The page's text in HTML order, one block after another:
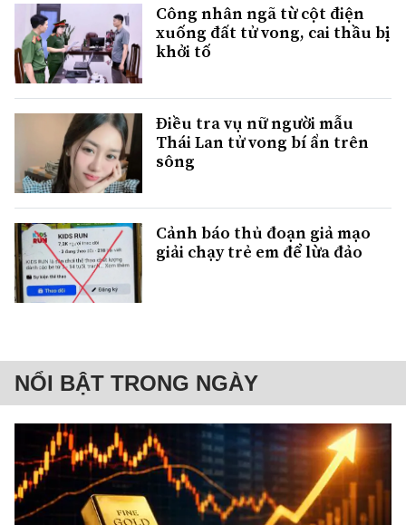
Công nhân ngã từ cột điện
xuống đất tử vong, cai thầu bị
khởi tố
Điều tra vụ nữ người mẫu
Thái Lan tử vong bí ẩn trên
sông
Cảnh báo thủ đoạn giả mạo
giải chạy trẻ em để lừa đảo
NỔI BẬT TRONG NGÀY